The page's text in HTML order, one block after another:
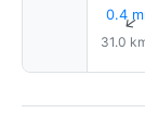
0.4↑
31.0